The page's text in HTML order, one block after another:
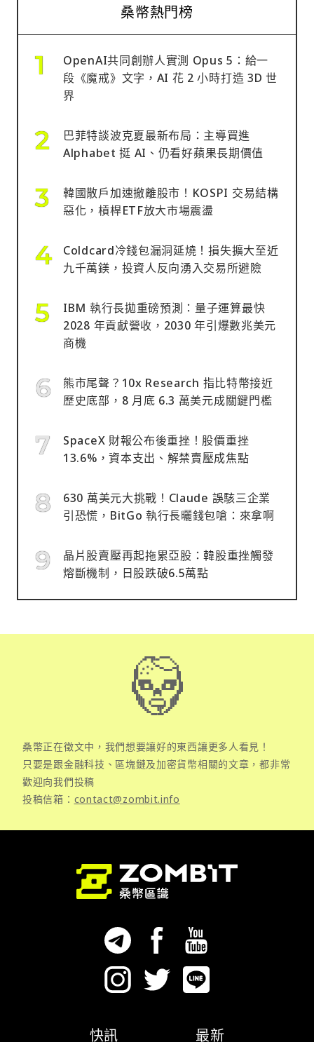
桑幣熱門榜
OpenAI共同創辦人實測 Opus 5：給一
段《魔戒》文字，AI 花 2 小時打造 3D 世
界
巴菲特談波克夏最新布局：主導買進
Alphabet 挺 AI、仍看好蘋果長期價值
韓國散戶加速撤離股市！KOSPI 交易結構
惡化，槓桿ETF放大市場震盪
Coldcard冷錢包漏洞延燒！損失擴大至近
九千萬鎂，投資人反向湧入交易所避險
IBM 執行長拋重磅預測：量子運算最快
2028 年貢獻營收，2030 年引爆數兆美元
商機
熊市尾聲？10x Research 指比特幣接近
歷史底部，8 月底 6.3 萬美元成關鍵門檻
SpaceX 財報公布後重挫！股價重挫
13.6%，資本支出、解禁賣壓成焦點
630 萬美元大挑戰！Claude 誤駭三企業
引恐慌，BitGo 執行長曬錢包嗆：來拿啊
晶片股賣壓再起拖累亞股：韓股重挫觸發
熔斷機制，日股跌破6.5萬點
桑幣正在徵文中，我們想要讓好的東西讓更多人看見！
只要是跟金融科技、區塊鏈及加密貨幣相關的文章，都非常
歡迎向我們投稿
投稿信箱： contact@zombit.info
快訊 最新